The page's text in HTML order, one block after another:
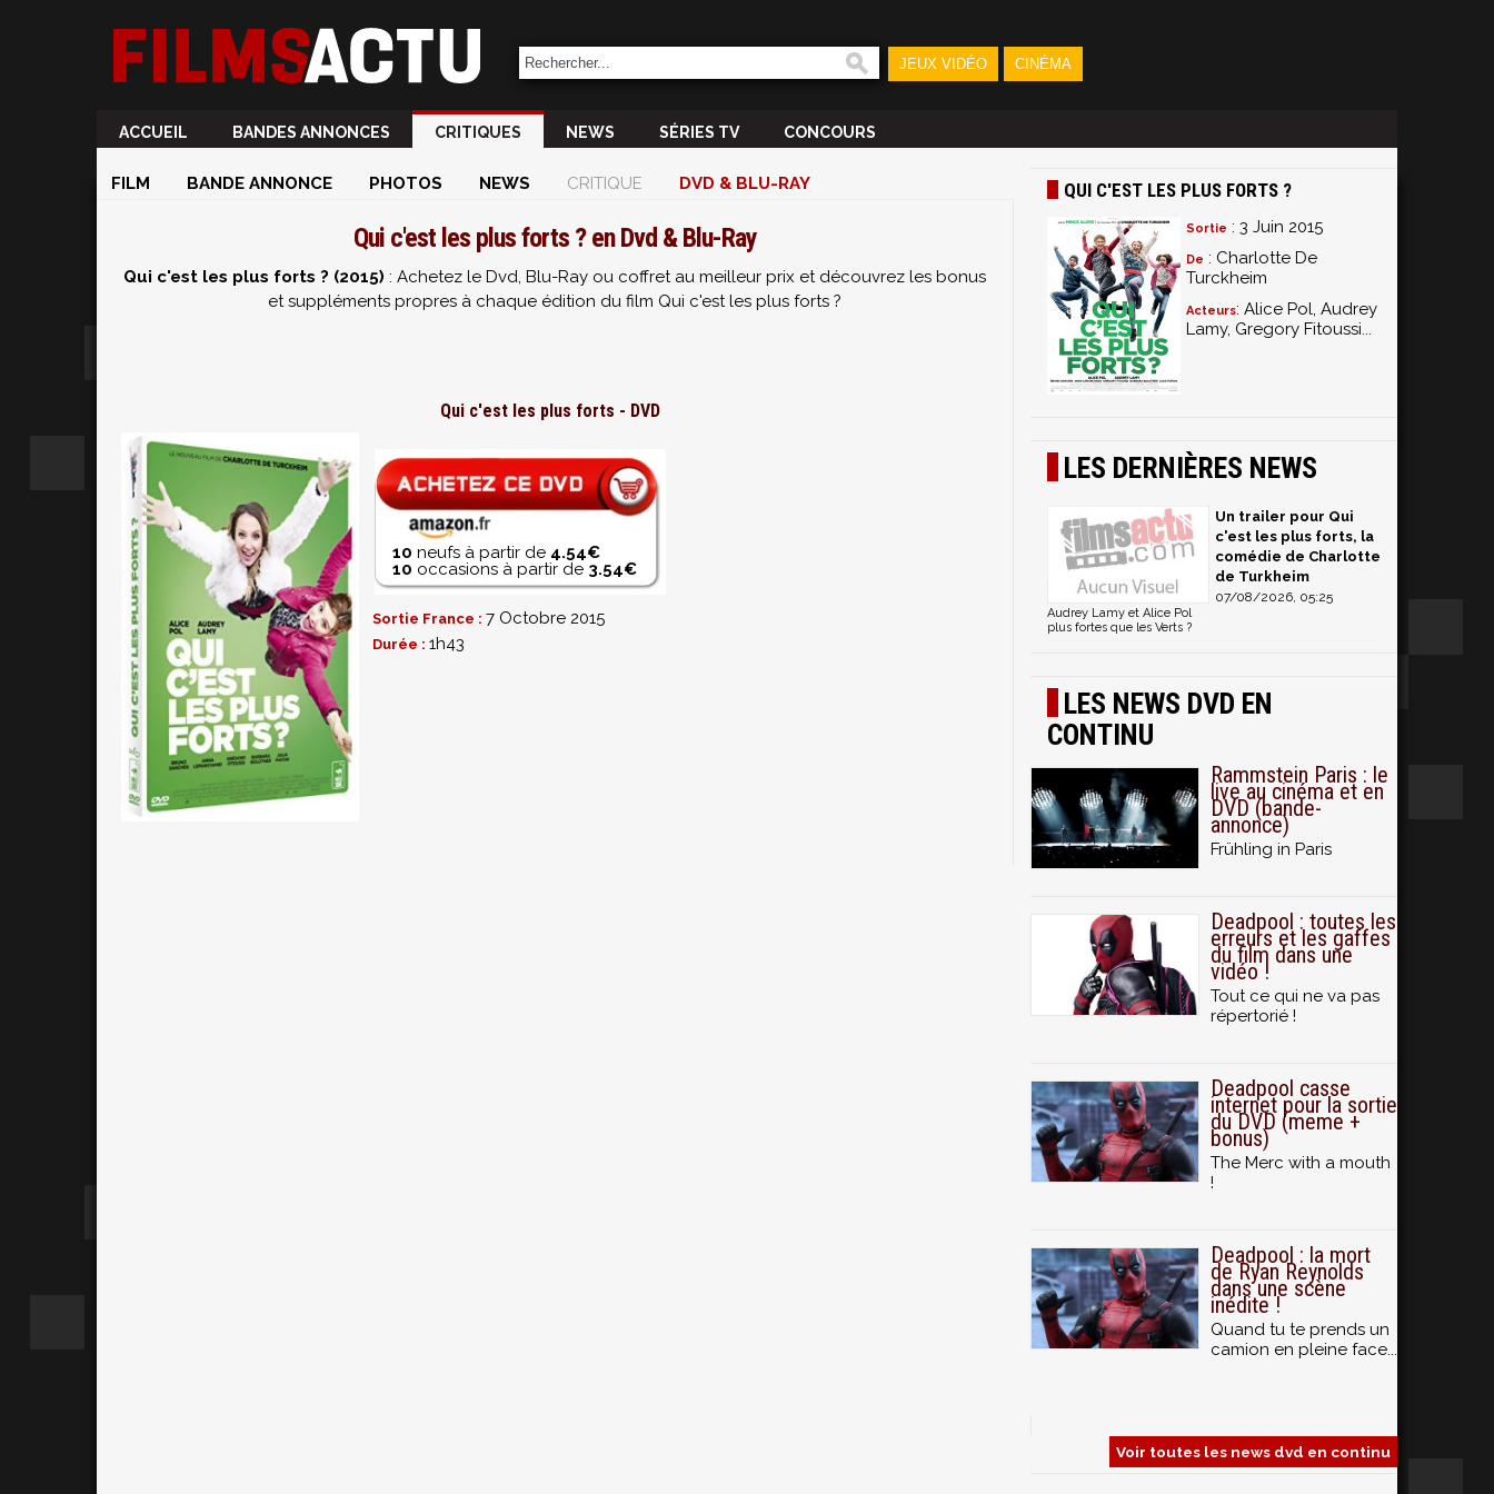
JEUX VIDÉO CINÉMA
ACCUEIL BANDES ANNONCES CRITIQUES NEWS SÉRIES TV CONCOURS
FILM BANDE ANNONCE PHOTOS NEWS CRITIQUE DVD & BLU-RAY
Qui c'est les plus forts ? en Dvd & Blu-Ray
Qui c'est les plus forts ? (2015) : Achetez le Dvd, Blu-Ray ou coffret au meilleur prix et découvrez les bonus
et suppléments propres à chaque édition du film Qui c'est les plus forts ?
Qui c'est les plus forts - DVD
10 neufs à partir de 4.54€
10 occasions à partir de 3.54€
Sortie France : 7 Octobre 2015
Durée : 1h43
QUI C'EST LES PLUS FORTS ?
Sortie : 3 Juin 2015
De : Charlotte De
Turckheim
Acteurs: Alice Pol, Audrey
Lamy, Gregory Fitoussi...
LES DERNIÈRES NEWS
Un trailer pour Qui
c'est les plus forts, la
comédie de Charlotte
de Turkheim
07/08/2026, 05:25
Audrey Lamy et Alice Pol
plus fortes que les Verts ?
LES NEWS DVD EN
CONTINU
Rammstein Paris : le
live au cinéma et en
DVD (bande-
annonce)
Frühling in Paris
Deadpool : toutes les
erreurs et les gaffes
du film dans une
vidéo !
Tout ce qui ne va pas
répertorié !
Deadpool casse
internet pour la sortie
du DVD (meme +
bonus)
The Merc with a mouth
!
Deadpool : la mort
de Ryan Reynolds
dans une scène
inédite !
Quand tu te prends un
camion en pleine face...
Voir toutes les news dvd en continu